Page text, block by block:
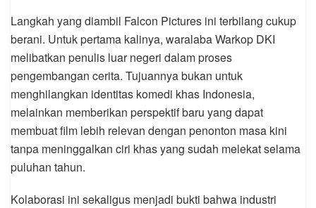
Langkah yang diambil Falcon Pictures ini terbilang cukup
berani. Untuk pertama kalinya, waralaba Warkop DKI
melibatkan penulis luar negeri dalam proses
pengembangan cerita. Tujuannya bukan untuk
menghilangkan identitas komedi khas Indonesia,
melainkan memberikan perspektif baru yang dapat
membuat film lebih relevan dengan penonton masa kini
tanpa meninggalkan ciri khas yang sudah melekat selama
puluhan tahun.
Kolaborasi ini sekaligus menjadi bukti bahwa industri